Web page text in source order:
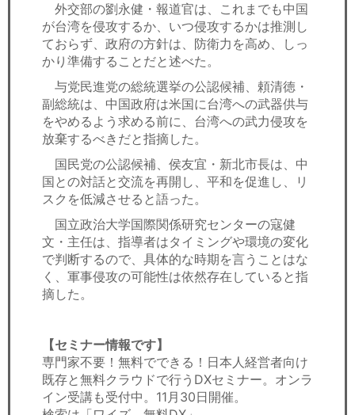
外交部の劉永健・報道官は、これまでも中国
が台湾を侵攻するか、いつ侵攻するかは推測し
ておらず、政府の方針は、防衛力を高め、しっ
かり準備することだと述べた。
与党民進党の総統選挙の公認候補、頼清徳・
副総統は、中国政府は米国に台湾への武器供与
をやめるよう求める前に、台湾への武力侵攻を
放棄するべきだと指摘した。
国民党の公認候補、侯友宜・新北市長は、中
国との対話と交流を再開し、平和を促進し、リ
スクを低減させると語った。
国立政治大学国際関係研究センターの寇健
文・主任は、指導者はタイミングや環境の変化
で判断するので、具体的な時期を言うことはな
く、軍事侵攻の可能性は依然存在していると指
摘した。
【セミナー情報です】
専門家不要！無料でできる！日本人経営者向け
既存と無料クラウドで行うDXセミナー。オンラ
イン受講も受付中。11月30日開催。